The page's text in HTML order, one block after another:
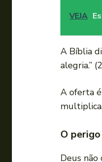
VEJA
A Bíblia
alegria.”
A oferta
O
Deus não